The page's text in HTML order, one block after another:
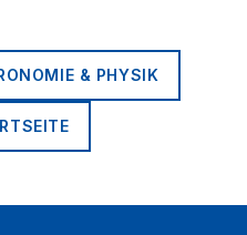
& PHYSIK